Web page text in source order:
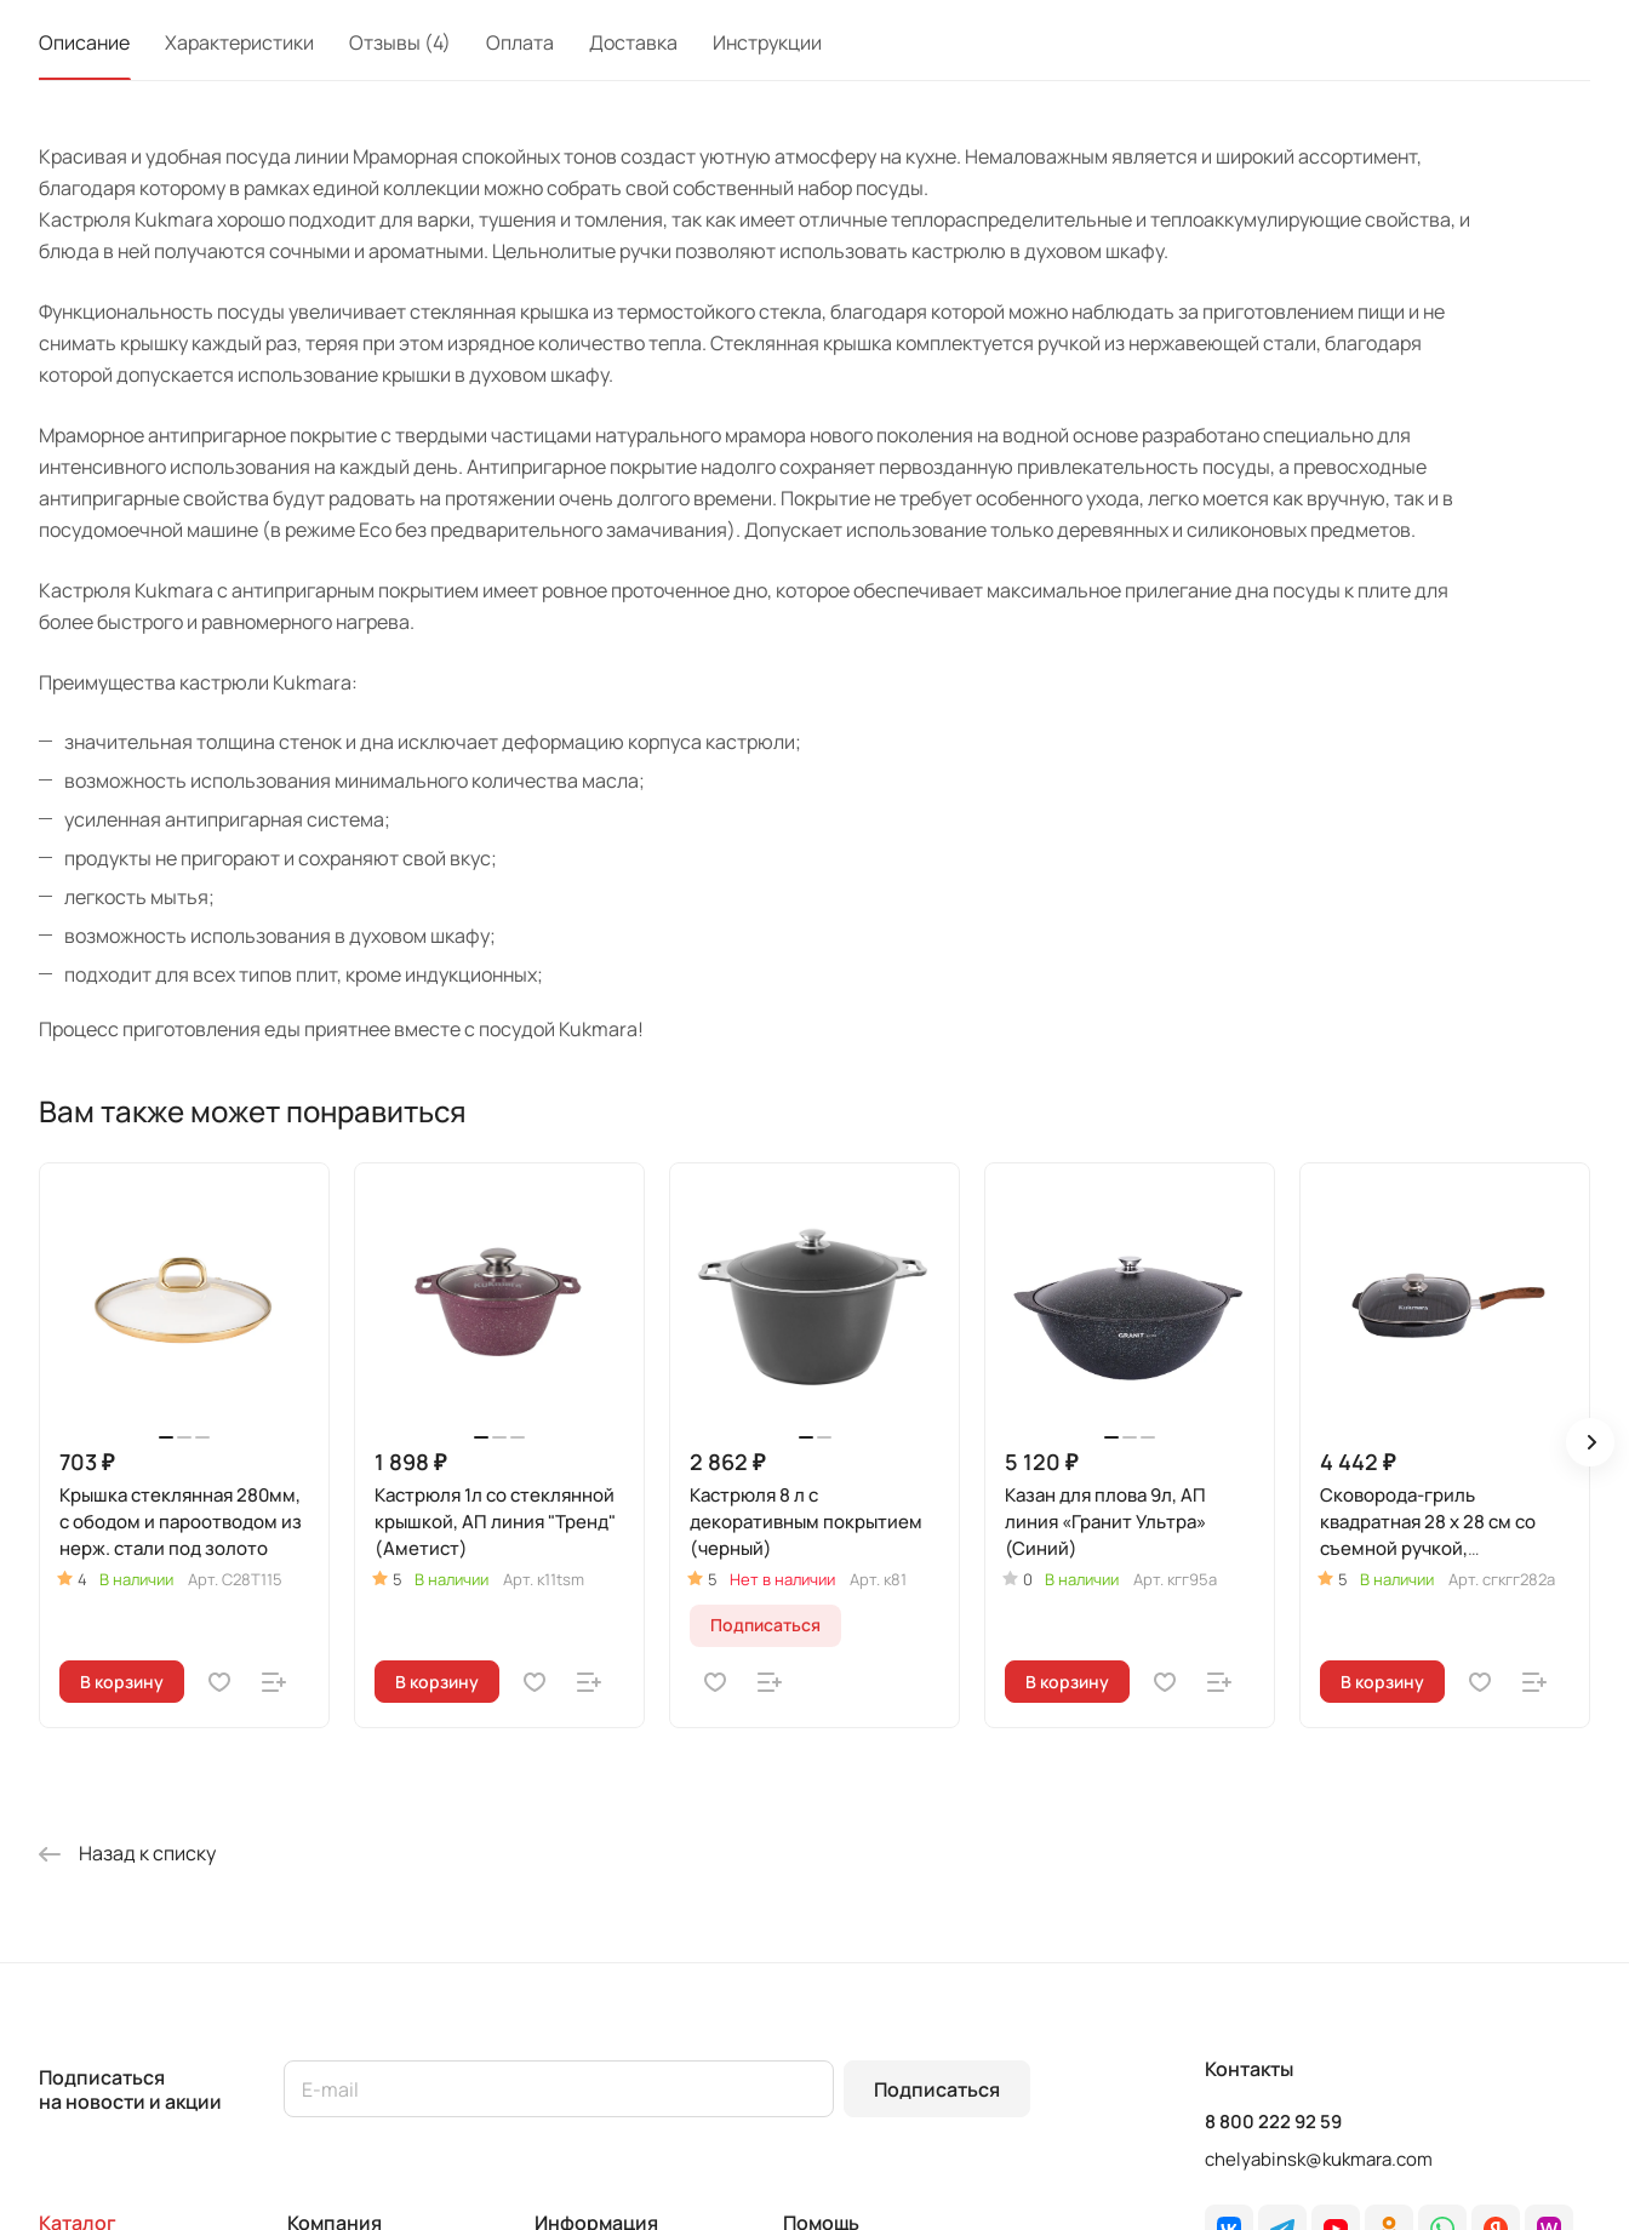
Описание Характеристики Отзывы (4) Оплата Доставка Инструкции
Красивая и удобная посуда линии Мраморная спокойных тонов создаст уютную атмосферу на кухне. Немаловажным является и широкий ассортимент,
благодаря которому в рамках единой коллекции можно собрать свой собственный набор посуды.
Кастрюля Kukmara хорошо подходит для варки, тушения и томления, так как имеет отличные теплораспределительные и теплоаккумулирующие свойства, и
блюда в ней получаются сочными и ароматными. Цельнолитые ручки позволяют использовать кастрюлю в духовом шкафу.
Функциональность посуды увеличивает стеклянная крышка из термостойкого стекла, благодаря которой можно наблюдать за приготовлением пищи и не
снимать крышку каждый раз, теряя при этом изрядное количество тепла. Стеклянная крышка комплектуется ручкой из нержавеющей стали, благодаря
которой допускается использование крышки в духовом шкафу.
Мраморное антипригарное покрытие с твердыми частицами натурального мрамора нового поколения на водной основе разработано специально для
интенсивного использования на каждый день. Антипригарное покрытие надолго сохраняет первозданную привлекательность посуды, а превосходные
антипригарные свойства будут радовать на протяжении очень долгого времени. Покрытие не требует особенного ухода, легко моется как вручную, так и в
посудомоечной машине (в режиме Eco без предварительного замачивания). Допускает использование только деревянных и силиконовых предметов.
Кастрюля Kukmara с антипригарным покрытием имеет ровное проточенное дно, которое обеспечивает максимальное прилегание дна посуды к плите для
более быстрого и равномерного нагрева.
Преимущества кастрюли Kukmara:
значительная толщина стенок и дна исключает деформацию корпуса кастрюли;
возможность использования минимального количества масла;
усиленная антипригарная система;
продукты не пригорают и сохраняют свой вкус;
легкость мытья;
возможность использования в духовом шкафу;
подходит для всех типов плит, кроме индукционных;
Процесс приготовления еды приятнее вместе с посудой Kukmara!
Вам также может понравиться
703 ₽
Крышка стеклянная 280мм,
с ободом и пароотводом из
нерж. стали под золото
4 В наличии Арт. С28Т115
В корзину
1 898 ₽
Кастрюля 1л со стеклянной
крышкой, АП линия "Тренд"
(Аметист)
5 В наличии Арт. к11tsm
В корзину
2 862 ₽
Кастрюля 8 л с
декоративным покрытием
(черный)
5 Нет в наличии Арт. к81
Подписаться
5 120 ₽
Казан для плова 9л, АП
линия «Гранит Ультра»
(Синий)
0 В наличии Арт. кгг95а
В корзину
4 442 ₽
Сковорода-гриль
квадратная 28 x 28 см со
съемной ручкой,
ст.крышкой, АП линия
5 В наличии Арт. сгкгг282а
В корзину
Назад к списку
Подписаться
на новости и акции
Подписаться
Каталог Компания Информация Помощь
Контакты
8 800 222 92 59
chelyabinsk@kukmara.com